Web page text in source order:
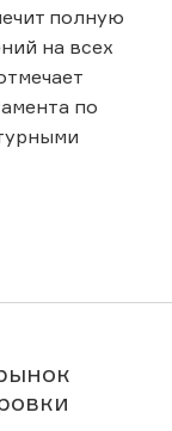
полную
на всех
по